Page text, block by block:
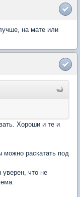
на мате или
Хороши и те и
можно раскатать под
уверен, что не